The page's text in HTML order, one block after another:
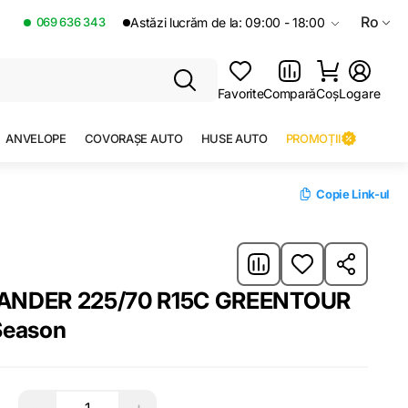
069 636 343 Astăzi lucrăm de la: 09:00 - 18:00 Ro
FavoriteComparăCoșLogare
ANVELOPE COVORAȘE AUTO HUSE AUTO PROMOȚII
Copie Link-ul
225/70 R15C GREENTOUR